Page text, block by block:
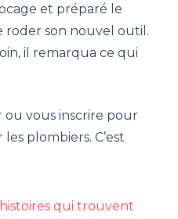
et préparé le
roder son nouvel outil.
il remarqua ce qui
vous inscrire pour
plombiers. C’est
qui trouvent